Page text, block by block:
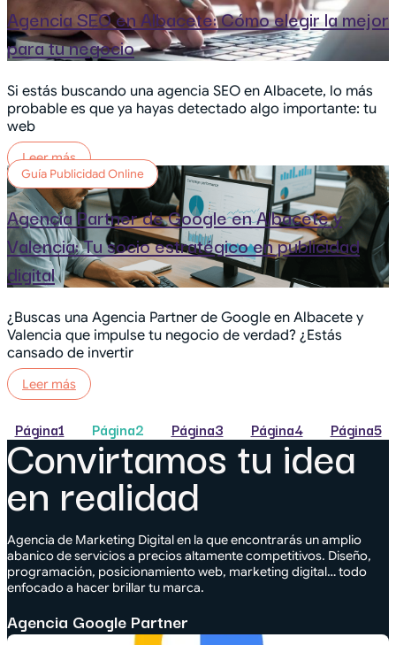
Agencia SEO en Albacete: Cómo elegir la mejor
para tu negocio
Si estás buscando una agencia SEO en Albacete, lo más
probable es que ya hayas detectado algo importante: tu
web
Leer más
Guía Publicidad Online
Agencia Partner de Google en Albacete y
Valencia: Tu socio estratégico en publicidad
digital
¿Buscas una Agencia Partner de Google en Albacete y
Valencia que impulse tu negocio de verdad? ¿Estás
cansado de invertir
Leer más
Página1 Página2 Página3 Página4 Página5
Convirtamos tu idea
en realidad
Agencia de Marketing Digital en la que encontrarás un amplio
abanico de servicios a precios altamente competitivos. Diseño,
programación, posicionamiento web, marketing digital… todo
enfocado a hacer brillar tu marca.
Agencia Google Partner